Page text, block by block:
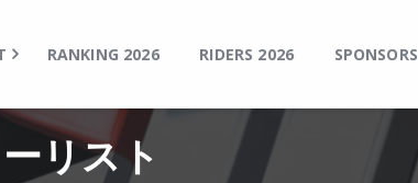
RANKING 2026 RIDERS 2026 SPONSORS
リスト
2026